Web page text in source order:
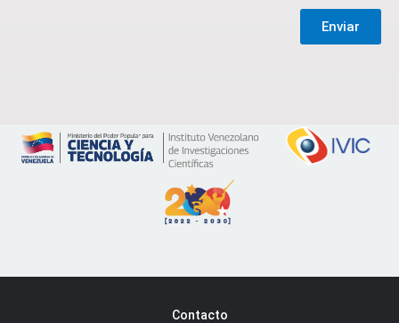
Enviar
Contacto